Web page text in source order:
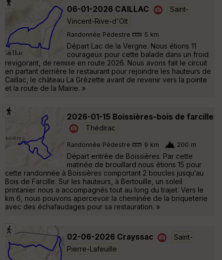
06-01-2026 CAILLAC
Saint-
Vincent-Rive-d'Olt
Randonnée Pédestre 5 km
Départ Lac de la Vergne. Nous étions 11
courageux pour cette balade dans un froid
revigorant, de remise en route 2026. Nous avons fait le circuit
en partant derrière le restaurant pour rejoindre les hauteurs de
Caillac, le château La Grézette avant de revenir vers la pointe
et la route de la Mairie. »
2026-01-15 Boissières-bois de farcille
Thédirac
Randonnée Pédestre 9 km 200 m
Départ entrée de Boissières. Par cette
matinée de brouillard nous étions 15 pour
cette randonnée à Boissières comportant 2 boucles jusqu’au
Bois de Farcille. Sur les hauteurs, à Bertouille, un soleil
printanier nous a accompagnés tout au long du trajet. Vers le
km 6, nous pouvons apercevoir la cheminée de la briqueterie
avec des échafaudages pour sa restauration. »
02-06-2026 Crayssac
Saint-
Pierre-Lafeuille